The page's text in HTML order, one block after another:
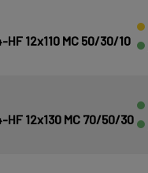
12x110 MC 50/30/10
12x130 MC 70/50/30